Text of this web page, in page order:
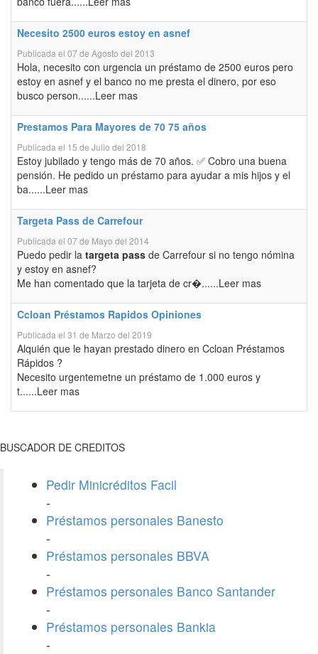
Necesito 2500 euros estoy en asnef
Publicada el 07 de Agosto del 2013
Hola, necesito con urgencia un préstamo de 2500 euros pero
estoy en asnef y el banco no me presta el dinero, por eso
busco person......Leer mas
Prestamos Para Mayores de 70 75 años
Publicada el 15 de Julio del 2018
Estoy jubilado y tengo más de 70 años. ✅ Cobro una buena
pensión. He pedido un préstamo para ayudar a mis hijos y el
ba......Leer mas
Targeta Pass de Carrefour
Publicada el 07 de Mayo del 2014
Puedo pedir la targeta pass de Carrefour si no tengo nómina
y estoy en asnef?
Me han comentado que la tarjeta de cr�......Leer mas
Ccloan Préstamos Rapidos Opiniones
Publicada el 31 de Marzo del 2019
Alquién que le hayan prestado dinero en Ccloan Préstamos
Rápidos ?
Necesito urgentemetne un préstamo de 1.000 euros y
t......Leer mas
BUSCADOR DE CREDITOS
Pedir Minicréditos Facil
-
Préstamos personales Banesto
-
Préstamos personales BBVA
-
Préstamos personales Banco Santander
-
Préstamos personales Bankia
-